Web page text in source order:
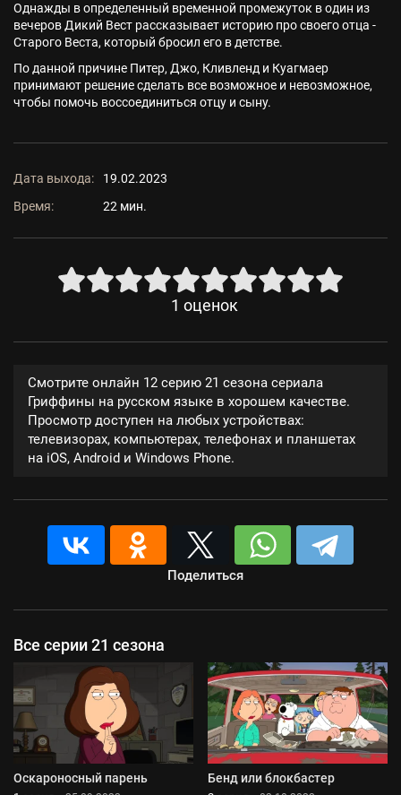
Однажды в определенный временной промежуток в один из
вечеров Дикий Вест рассказывает историю про своего отца -
Старого Веста, который бросил его в детстве.
По данной причине Питер, Джо, Кливленд и Куагмаер
принимают решение сделать все возможное и невозможное,
чтобы помочь воссоединиться отцу и сыну.
Дата выхода:
19.02.2023
Время:
22 мин.
1 оценок
Смотрите онлайн 12 серию 21 сезона сериала
Гриффины на русском языке в хорошем качестве.
Просмотр доступен на любых устройствах:
телевизорах, компьютерах, телефонах и планшетах
на iOS, Android и Windows Phone.
Поделиться
Все серии 21 сезона
Оскароносный парень Бенд или блокбастер